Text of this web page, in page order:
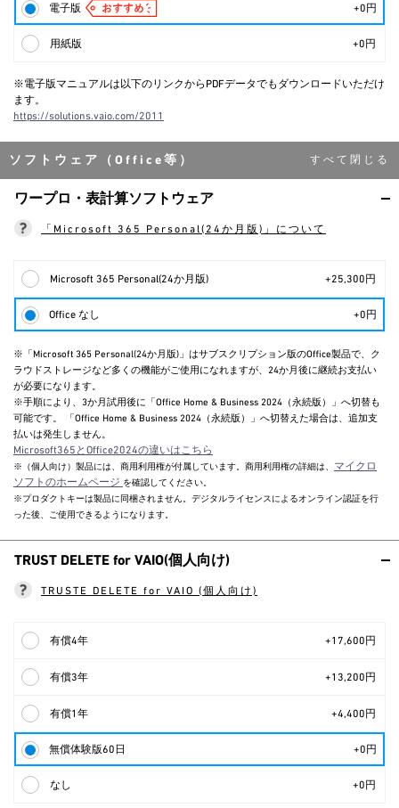
電子版 +0円
用紙版 +0円
※電子版マニュアルは以下のリンクからPDFデータでもダウンロードいただけ
ます。
https://solutions.vaio.com/2011
ソフトウェア（Office等）
ワープロ・表計算ソフトウェア
「Microsoft 365 Personal(24か月版)」について
Microsoft 365 Personal(24か月版) +25,300円
Office なし +0円
※「Microsoft 365 Personal(24か月版)」はサブスクリプション版のOffice製品で、ク
ラウドストレージなど多くの機能がご使用になれますが、24か月後に継続お支払い
が必要になります。
※手順により、3か月試用後に「Office Home & Business 2024（永続版）」へ切替も
可能です。 「Office Home & Business 2024（永続版）」へ切替えた場合は、追加支
払いは発生しません。
Microsoft365とOffice2024の違いはこちら
※（個人向け）製品には、商用利用権が付属しています。商用利用権の詳細は、 マイクロ
ソフトのホームページ を確認してください。
※プロダクトキーは製品に同梱されません。デジタルライセンスによるオンライン認証を行
った後、ご使用できるようになります。
TRUST DELETE for VAIO(個人向け)
TRUSTE DELETE for VAIO (個人向け)
有償4年 +17,600円
有償3年 +13,200円
有償1年 +4,400円
無償体験版60日 +0円
なし +0円